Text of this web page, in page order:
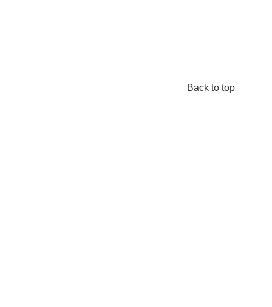
Back to top